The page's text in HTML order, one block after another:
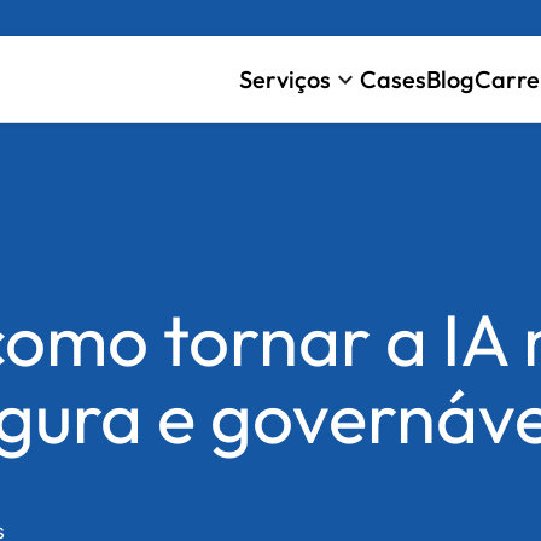
Serviços keyboard_arrow_down CasesBlog
tornar a IA
e